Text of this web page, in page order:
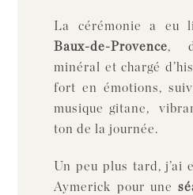
La cérémonie a eu
Baux-de-Provence,
minéral et chargé
fort en émotions,
musique gitane,
ton de la journée.
Un peu plus tard, j’ai
Aymerick pour une